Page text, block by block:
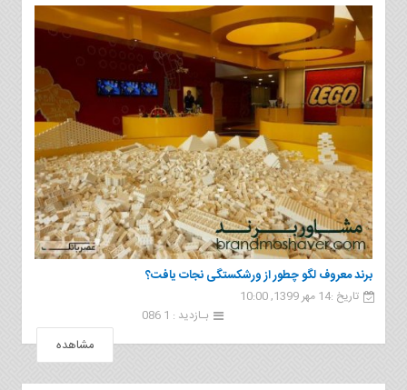
برند معروف لگو چطور از ورشکستگی نجات یافت؟
تاریخ :14 مهر 1399, 10:00
بـازدید : 1 086
مشاهده